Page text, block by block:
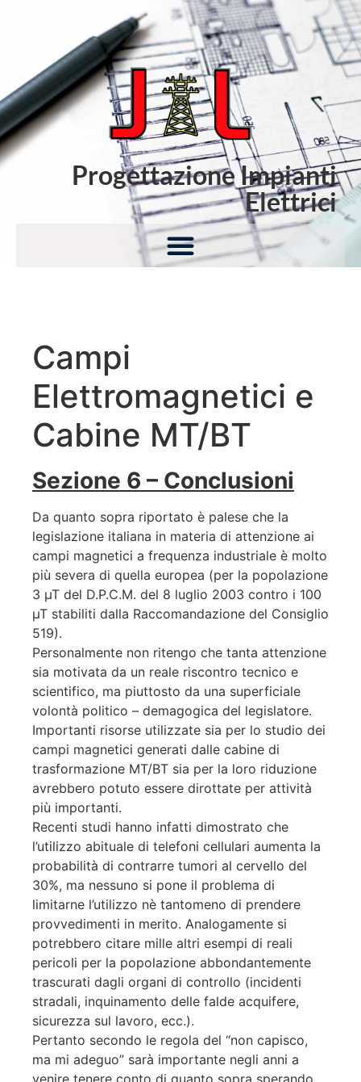
Progettazione Impianti
Elettrici
Campi
Elettromagnetici e
Cabine MT/BT
Sezione 6 – Conclusioni
Da quanto sopra riportato è palese che la
legislazione italiana in materia di attenzione ai
campi magnetici a frequenza industriale è molto
più severa di quella europea (per la popolazione
3 µT del D.P.C.M. del 8 luglio 2003 contro i 100
µT stabiliti dalla Raccomandazione del Consiglio
519).
Personalmente non ritengo che tanta attenzione
sia motivata da un reale riscontro tecnico e
scientifico, ma piuttosto da una superficiale
volontà politico – demagogica del legislatore.
Importanti risorse utilizzate sia per lo studio dei
campi magnetici generati dalle cabine di
trasformazione MT/BT sia per la loro riduzione
avrebbero potuto essere dirottate per attività
più importanti.
Recenti studi hanno infatti dimostrato che
l’utilizzo abituale di telefoni cellulari aumenta la
probabilità di contrarre tumori al cervello del
30%, ma nessuno si pone il problema di
limitarne l’utilizzo nè tantomeno di prendere
provvedimenti in merito. Analogamente si
potrebbero citare mille altri esempi di reali
pericoli per la popolazione abbondantemente
trascurati dagli organi di controllo (incidenti
stradali, inquinamento delle falde acquifere,
sicurezza sul lavoro, ecc.).
Pertanto secondo le regola del “non capisco,
ma mi adeguo” sarà importante negli anni a